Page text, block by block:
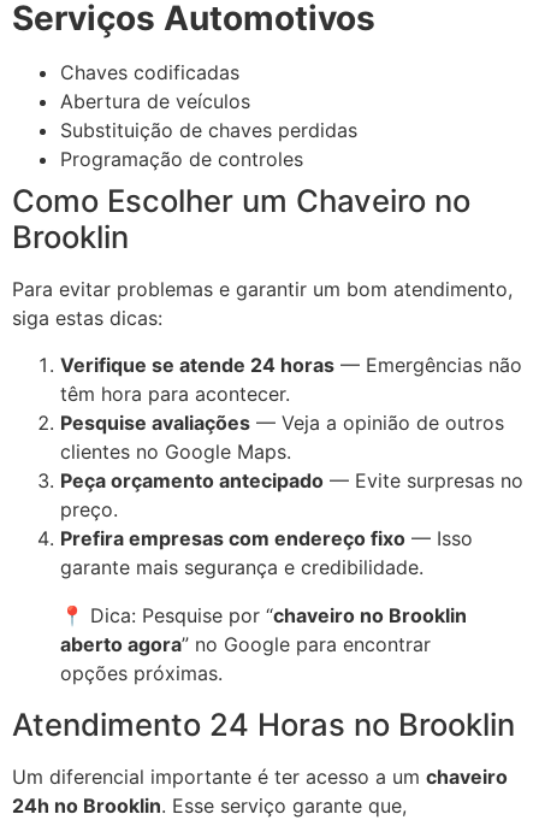
Serviços Automotivos
Chaves codificadas
Abertura de veículos
Substituição de chaves perdidas
Programação de controles
Como Escolher um Chaveiro no
Brooklin
Para evitar problemas e garantir um bom atendimento,
siga estas dicas:
Verifique se atende 24 horas — Emergências não
têm hora para acontecer.
Pesquise avaliações — Veja a opinião de outros
clientes no Google Maps.
Peça orçamento antecipado — Evite surpresas no
preço.
Prefira empresas com endereço fixo — Isso
garante mais segurança e credibilidade.
📍 Dica: Pesquise por “chaveiro no Brooklin
aberto agora” no Google para encontrar
opções próximas.
Atendimento 24 Horas no Brooklin
Um diferencial importante é ter acesso a um chaveiro
24h no Brooklin. Esse serviço garante que,